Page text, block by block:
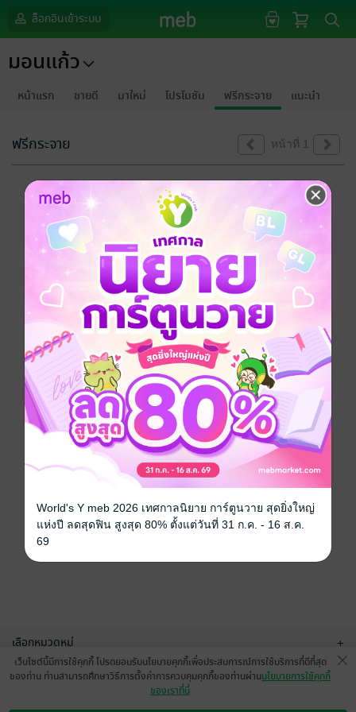
ล็อกอินเข้าระบบ
มอนแก้ว
หน้าแรก ขายดี มาใหม่ โปรโมชัน ฟรีกระจาย แนะนำ
ฟรีกระจาย หน้าที่ 1
ขออภัยด้วยนะคะ
ไม่พบข้อมูลในหัวข้อที่คุณกำลังชมค่ะ
เลือกหมวดหมู่ +
บริการช่วยเหลือ
เว็บไซต์นี้มีการใช้คุกกี้ โปรดยอมรับนโยบายคุกกี้เพื่อประสบการณ์การใช้บริการที่ดีที่สุด
ของท่าน ท่านสามารถศึกษาวิธีการตั้งค่าการควบคุมคุกกี้ของท่านผ่านนโยบายการใช้คุกกี้
ของเราที่นี่
World's Y meb 2026 เทศกาลนิยาย การ์ตูนวาย สุดยิ่งใหญ่
แห่งปี ลดสุดฟิน สูงสุด 80% ตั้งแต่วันที่ 31 ก.ค. - 16 ส.ค.
69